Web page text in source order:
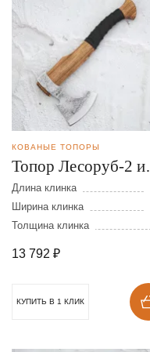
КОВАНЫЕ ТОПОРЫ
Топор Лесоруб-2 из
стали 9ХС
Длина клинка
Ширина клинка
Толщина клинка
13 792 ₽
КУПИТЬ В 1 КЛИК